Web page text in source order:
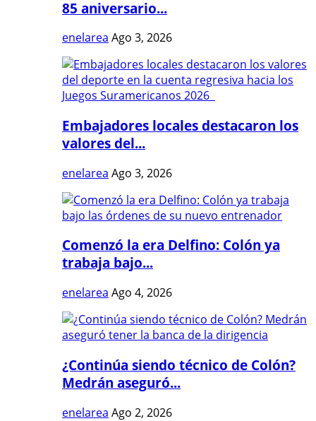
85 aniversario...
enelarea Ago 3, 2026
Embajadores locales destacaron los
valores del...
enelarea Ago 3, 2026
Comenzó la era Delfino: Colón ya
trabaja bajo...
enelarea Ago 4, 2026
¿Continúa siendo técnico de Colón?
Medrán aseguró...
enelarea Ago 2, 2026